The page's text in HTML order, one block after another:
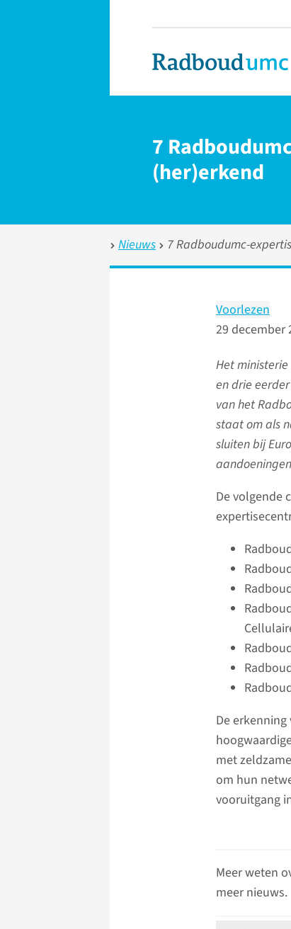
7
(her)erkend
Nieuws 7 Radboudumc-
Voorlezen
29 december
Het ministerie
en drie
van het
staat om als
sluiten bij
De volgende
De
met
om hun
vooruitgang
Meer weten
meer nieuws.